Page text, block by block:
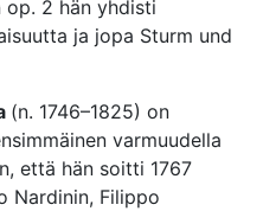
op. 2 hän yhdisti
ja jopa Sturm und
(n. 1746–1825) on
varmuudella
että hän soitti 1767
Nardinin, Filippo